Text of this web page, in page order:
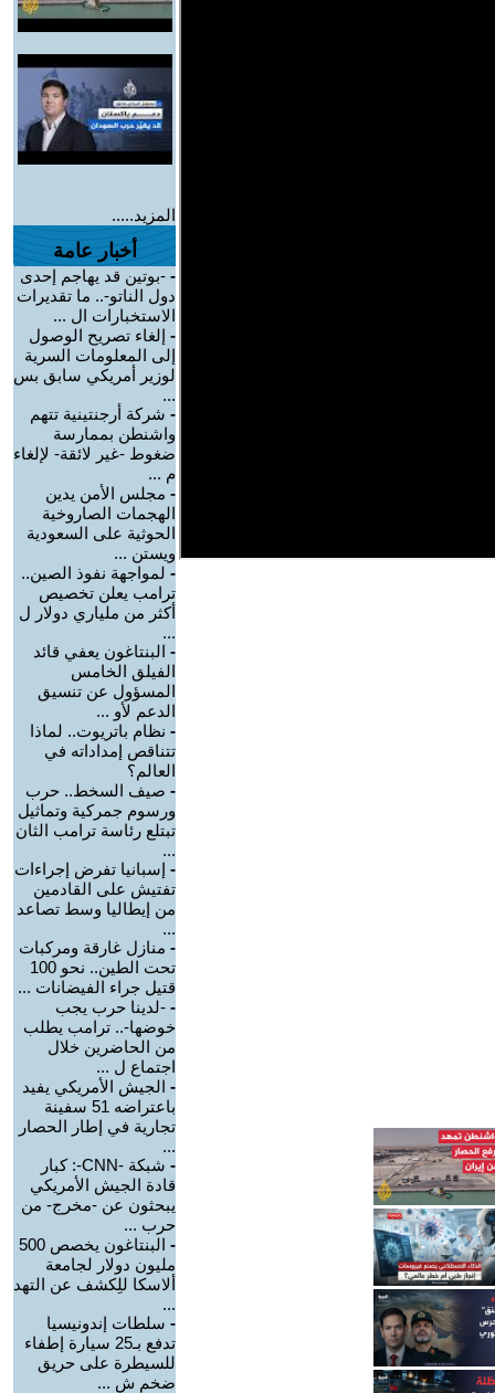
المزيد.....
أخبار عامة
- -بوتين قد يهاجم إحدى
دول الناتو-.. ما تقديرات
الاستخبارات ال ...
- إلغاء تصريح الوصول
إلى المعلومات السرية
لوزير أمريكي سابق بس
...
- شركة أرجنتينية تتهم
واشنطن بممارسة
ضغوط -غير لائقة- لإلغاء
م ...
- مجلس الأمن يدين
الهجمات الصاروخية
الحوثية على السعودية
ويستن ...
- لمواجهة نفوذ الصين..
ترامب يعلن تخصيص
أكثر من ملياري دولار ل
...
- البنتاغون يعفي قائد
الفيلق الخامس
المسؤول عن تنسيق
الدعم لأو ...
- نظام باتريوت.. لماذا
تتناقص إمداداته في
العالم؟
- صيف السخط.. حرب
ورسوم جمركية وتماثيل
تبتلع رئاسة ترامب الثان
...
- إسبانيا تفرض إجراءات
تفتيش على القادمين
من إيطاليا وسط تصاعد
...
- منازل غارقة ومركبات
تحت الطين.. نحو 100
قتيل جراء الفيضانات ...
- -لدينا حرب يجب
خوضها-.. ترامب يطلب
من الحاضرين خلال
اجتماع ل ...
- الجيش الأمريكي يفيد
باعتراضه 51 سفينة
تجارية في إطار الحصار
...
-
شبكة -CNN-: كبار
قادة الجيش الأمريكي
يبحثون عن -مخرج- من
حرب ...
-
البنتاغون يخصص 500
مليون دولار لجامعة
ألاسكا للِكشف عن التهد
...
- سلطات إندونيسيا
تدفع بـ25 سيارة إطفاء
للسيطرة على حريق
ضخم ش ...